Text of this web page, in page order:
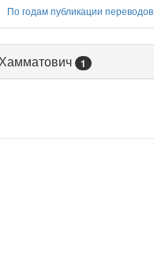
По годам публикации переводов
1